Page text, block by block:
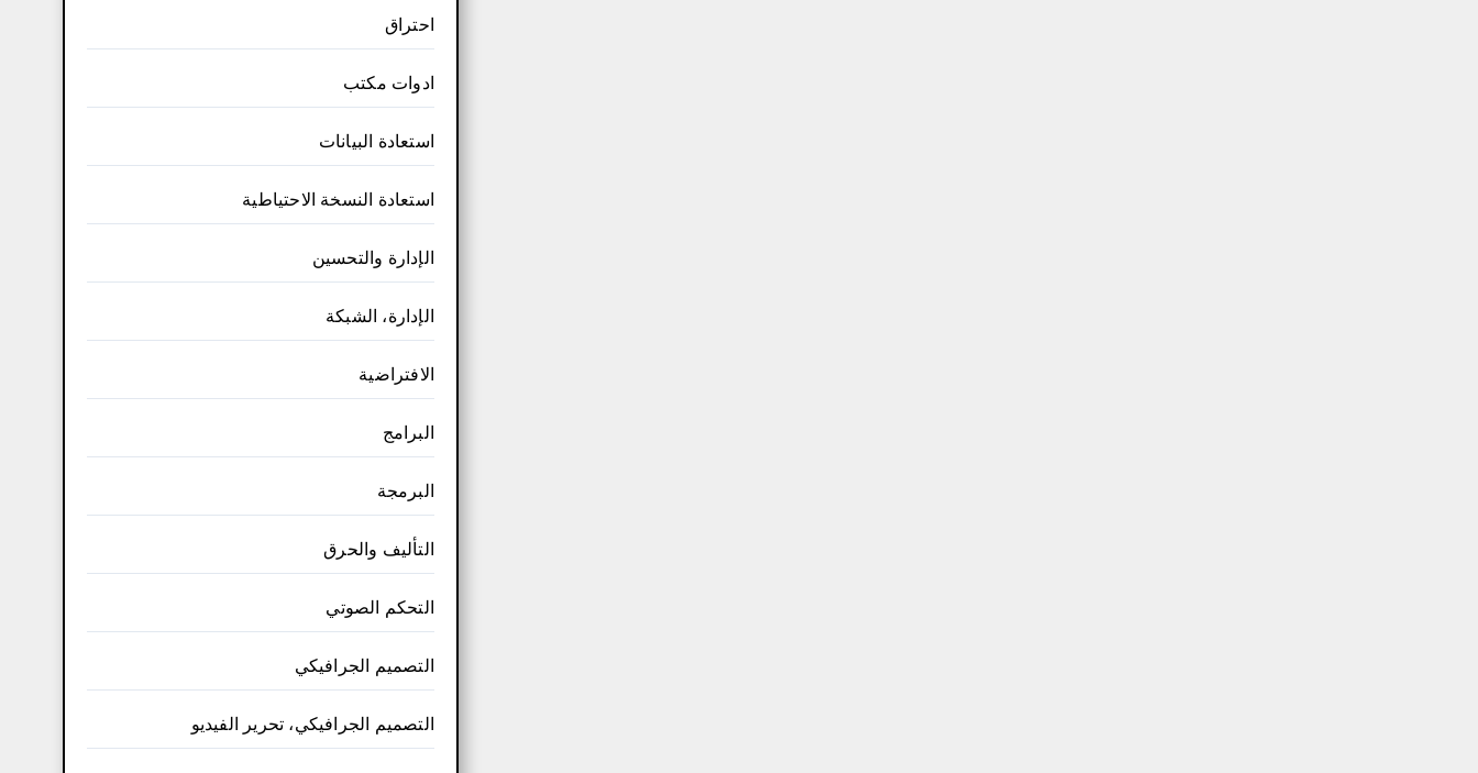
احتراق
ادوات مكتب
استعادة البيانات
استعادة النسخة الاحتياطية
الإدارة والتحسين
الإدارة، الشبكة
الافتراضية
البرامج
البرمجة
التأليف والحرق
التحكم الصوتي
التصميم الجرافيكي
التصميم الجرافيكي، تحرير الفيديو